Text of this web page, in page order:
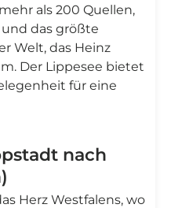
als 200 Quellen,
das größte
Welt, das Heinz
Der Lippesee bietet
für eine
nach
Herz Westfalens, wo